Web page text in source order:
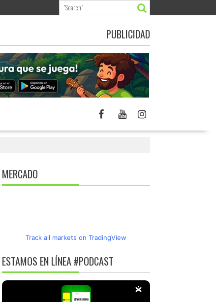
PUBLICIDAD
MERCADO
Track all markets on TradingView
ESTAMOS EN LÍNEA #PODCAST